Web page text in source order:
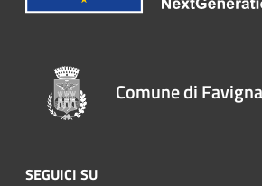
Comune di
SEGUICI SU